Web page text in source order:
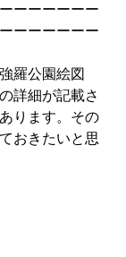
ーーーーーー
ーーーーーー
羅公園絵図
詳細が記載さ
ります。その
おきたいと思